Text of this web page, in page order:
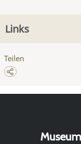
Links
Teilen